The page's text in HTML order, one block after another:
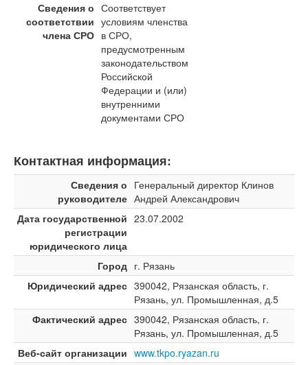
Сведения о
соответствии
члена СРО
Соответствует
условиям членства
в СРО,
предусмотренным
законодательством
Российской
Федерации и (или)
внутренними
документами СРО
Контактная информация:
Сведения о
руководителе
Генеральный директор Клинов
Андрей Александрович
Дата государственной
регистрации
юридического лица
23.07.2002
Город г. Рязань
Юридический адрес 390042, Рязанская область, г.
Рязань, ул. Промышленная, д.5
Фактический адрес 390042, Рязанская область, г.
Рязань, ул. Промышленная, д.5
Веб-сайт организации www.tkpo.ryazan.ru